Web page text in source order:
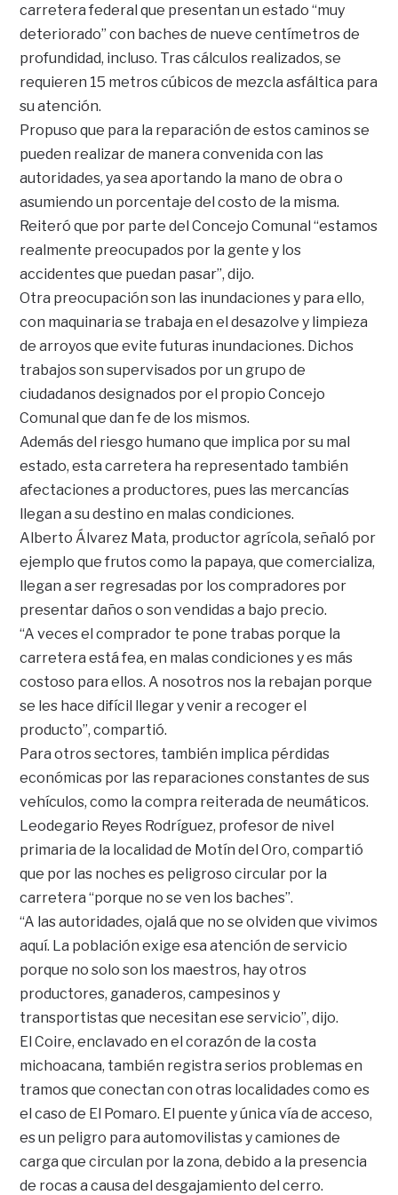
carretera federal que presentan un estado “muy
deteriorado” con baches de nueve centímetros de
profundidad, incluso. Tras cálculos realizados, se
requieren 15 metros cúbicos de mezcla asfáltica para
su atención.
Propuso que para la reparación de estos caminos se
pueden realizar de manera convenida con las
autoridades, ya sea aportando la mano de obra o
asumiendo un porcentaje del costo de la misma.
Reiteró que por parte del Concejo Comunal “estamos
realmente preocupados por la gente y los
accidentes que puedan pasar”, dijo.
Otra preocupación son las inundaciones y para ello,
con maquinaria se trabaja en el desazolve y limpieza
de arroyos que evite futuras inundaciones. Dichos
trabajos son supervisados por un grupo de
ciudadanos designados por el propio Concejo
Comunal que dan fe de los mismos.
Además del riesgo humano que implica por su mal
estado, esta carretera ha representado también
afectaciones a productores, pues las mercancías
llegan a su destino en malas condiciones.
Alberto Álvarez Mata, productor agrícola, señaló por
ejemplo que frutos como la papaya, que comercializa,
llegan a ser regresadas por los compradores por
presentar daños o son vendidas a bajo precio.
“A veces el comprador te pone trabas porque la
carretera está fea, en malas condiciones y es más
costoso para ellos. A nosotros nos la rebajan porque
se les hace difícil llegar y venir a recoger el
producto”, compartió.
Para otros sectores, también implica pérdidas
económicas por las reparaciones constantes de sus
vehículos, como la compra reiterada de neumáticos.
Leodegario Reyes Rodríguez, profesor de nivel
primaria de la localidad de Motín del Oro, compartió
que por las noches es peligroso circular por la
carretera “porque no se ven los baches”.
“A las autoridades, ojalá que no se olviden que vivimos
aquí. La población exige esa atención de servicio
porque no solo son los maestros, hay otros
productores, ganaderos, campesinos y
transportistas que necesitan ese servicio”, dijo.
El Coire, enclavado en el corazón de la costa
michoacana, también registra serios problemas en
tramos que conectan con otras localidades como es
el caso de El Pomaro. El puente y única vía de acceso,
es un peligro para automovilistas y camiones de
carga que circulan por la zona, debido a la presencia
de rocas a causa del desgajamiento del cerro.